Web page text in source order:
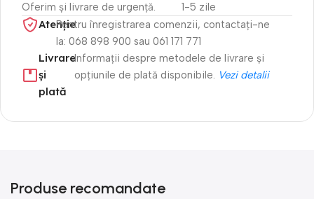
Oferim și livrare de urgență.
1-5 zile
Atenție​Pentru înregistrarea comenzii, contactați-ne
la: 068 898 900 sau 061 171 771
Livrare
și
plată
Informații despre metodele de livrare și
opțiunile de plată disponibile. Vezi detalii
Produse recomandate